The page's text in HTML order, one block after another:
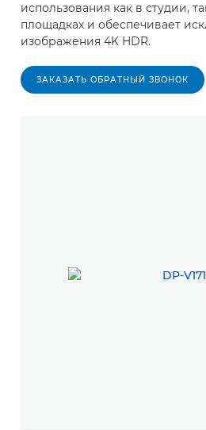
использования как в студии,
площадках и обеспечивает
изображения 4K HDR.
ЗАКАЗАТЬ ОБРАТНЫЙ ЗВОНОК